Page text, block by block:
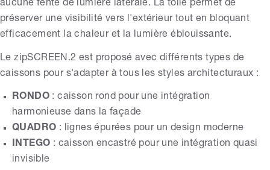
aucune fente de lumière latérale. La toile permet de
préserver une visibilité vers l'extérieur tout en bloquant
efficacement la chaleur et la lumière éblouissante.
Le zipSCREEN.2 est proposé avec différents types de
caissons pour s'adapter à tous les styles architecturaux :
RONDO : caisson rond pour une intégration
harmonieuse dans la façade
QUADRO : lignes épurées pour un design moderne
INTEGO : caisson encastré pour une intégration quasi
invisible